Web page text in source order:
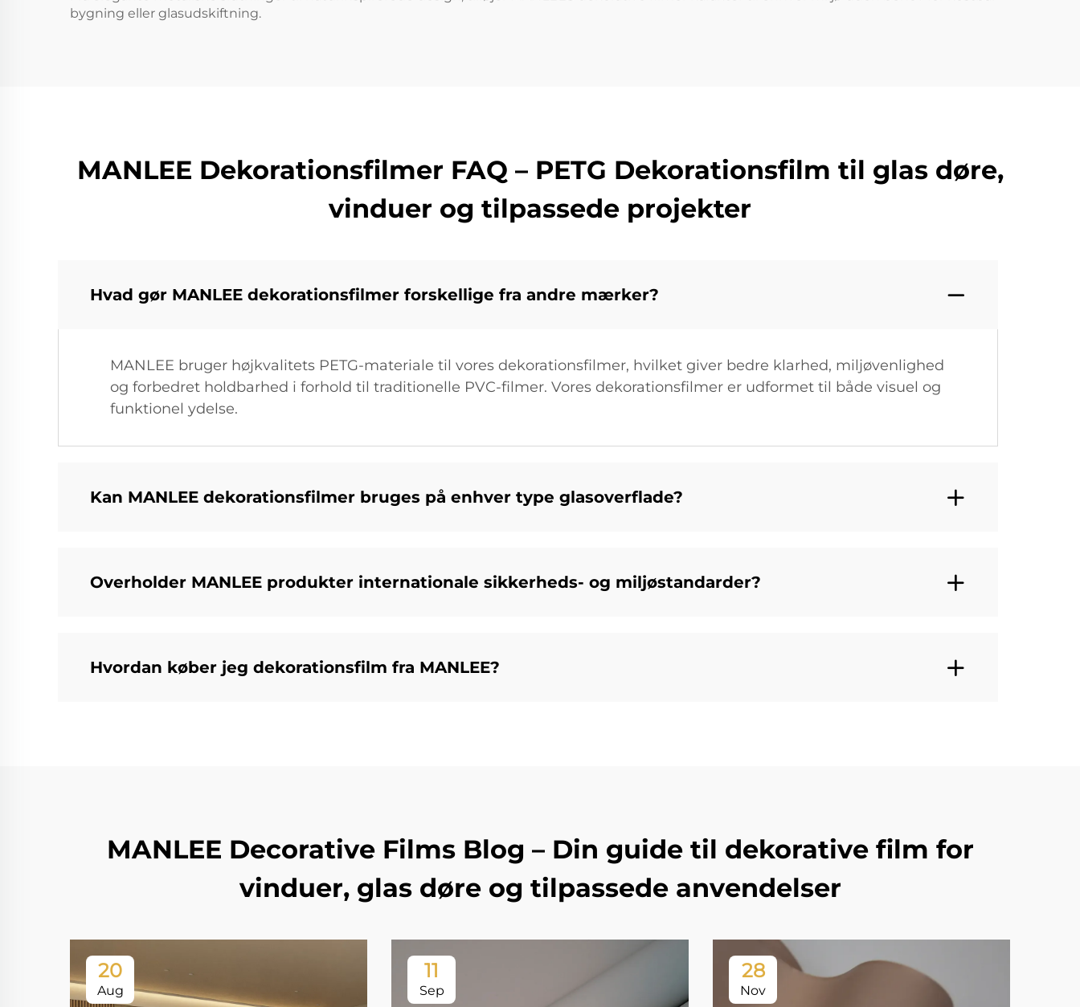
bygning eller glasudskiftning.
MANLEE Dekorationsfilmer FAQ – PETG Dekorationsfilm til glas døre,
vinduer og tilpassede projekter
Hvad gør MANLEE dekorationsfilmer forskellige fra andre mærker?
MANLEE bruger højkvalitets PETG-materiale til vores dekorationsfilmer, hvilket giver bedre klarhed, miljøvenlighed
og forbedret holdbarhed i forhold til traditionelle PVC-filmer. Vores dekorationsfilmer er udformet til både visuel og
funktionel ydelse.
Kan MANLEE dekorationsfilmer bruges på enhver type glasoverflade?
Overholder MANLEE produkter internationale sikkerheds- og miljøstandarder?
Hvordan køber jeg dekorationsfilm fra MANLEE?
MANLEE Decorative Films Blog – Din guide til dekorative film for
vinduer, glas døre og tilpassede anvendelser
20
Aug
11
Sep
28
Nov